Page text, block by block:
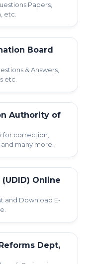
Papers,
etc.
Board
& Answers,
etc.
Authority of
for correction,
many more.
Online
and Download E-
Dept,